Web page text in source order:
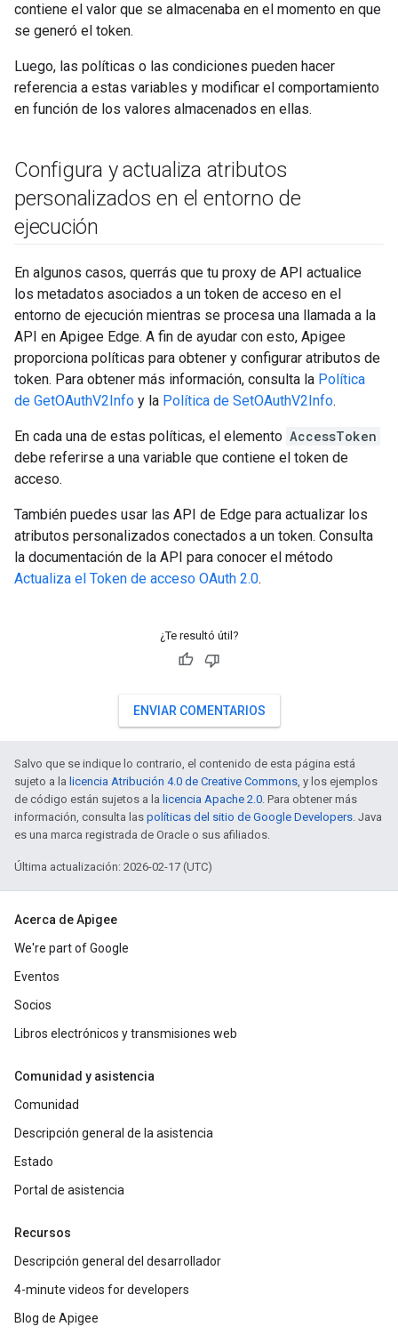
contiene el valor que se almacenaba en el momento en que
se generó el token.
Luego, las políticas o las condiciones pueden hacer
referencia a estas variables y modificar el comportamiento
en función de los valores almacenados en ellas.
Configura y actualiza atributos
personalizados en el entorno de
ejecución
En algunos casos, querrás que tu proxy de API actualice
los metadatos asociados a un token de acceso en el
entorno de ejecución mientras se procesa una llamada a la
API en Apigee Edge. A fin de ayudar con esto, Apigee
proporciona políticas para obtener y configurar atributos de
token. Para obtener más información, consulta la Política
de GetOAuthV2Info y la Política de SetOAuthV2Info.
En cada una de estas políticas, el elemento AccessToken
debe referirse a una variable que contiene el token de
acceso.
También puedes usar las API de Edge para actualizar los
atributos personalizados conectados a un token. Consulta
la documentación de la API para conocer el método
Actualiza el Token de acceso OAuth 2.0.
¿Te resultó útil?
ENVIAR COMENTARIOS
Salvo que se indique lo contrario, el contenido de esta página está
sujeto a la licencia Atribución 4.0 de Creative Commons, y los ejemplos
de código están sujetos a la licencia Apache 2.0. Para obtener más
información, consulta las políticas del sitio de Google Developers. Java
es una marca registrada de Oracle o sus afiliados.
Última actualización: 2026-02-17 (UTC)
Acerca de Apigee
We're part of Google
Eventos
Socios
Libros electrónicos y transmisiones web
Comunidad y asistencia
Comunidad
Descripción general de la asistencia
Estado
Portal de asistencia
Recursos
Descripción general del desarrollador
4-minute videos for developers
Blog de Apigee